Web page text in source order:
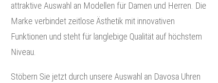
attraktive Auswahl an Modellen für Damen und Herren. Die
Marke verbindet zeitlose Ästhetik mit innovativen
Funktionen und steht für langlebige Qualität auf höchstem
Niveau.
Stöbern Sie jetzt durch unsere Auswahl an Davosa Uhren